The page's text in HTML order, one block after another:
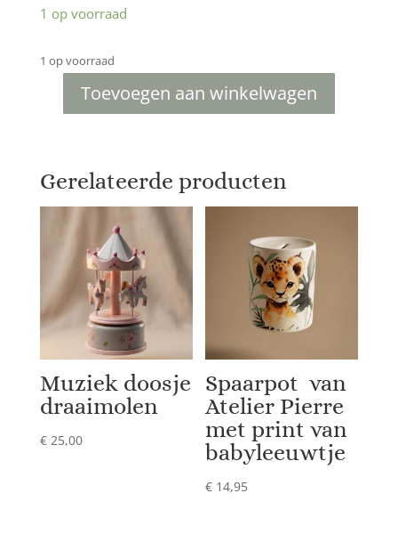
1 op voorraad
1 op voorraad
aantal
Toevoegen aan winkelwagen
Gerelateerde producten
Muziek doosje
draaimolen
€25,00
Spaarpot van
Atelier Pierre
met print van
babyleeuwtje
€ 14,95